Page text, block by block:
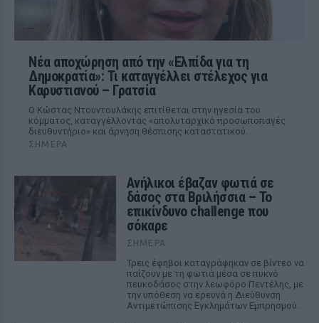
Νέα αποχώρηση από την «Ελπίδα για τη
Δημοκρατία»: Τι καταγγέλλει στέλεχος για
Καρυστιανού – Γρατσία
Ο Κώστας Ντουντουλάκης επιτίθεται στην ηγεσία του
κόμματος, καταγγέλλοντας «απολυταρχικό προσωποπαγές
διευθυντήριο» και άρνηση θέσπισης καταστατικού.
ΣΉΜΕΡΑ
Ανήλικοι έβαζαν φωτιά σε
δάσος στα Βριλήσσια – Το
επικίνδυνο challenge που
σόκαρε
ΣΉΜΕΡΑ
Τρεις έφηβοι καταγράφηκαν σε βίντεο να
παίζουν με τη φωτιά μέσα σε πυκνό
πευκοδάσος στην λεωφόρο Πεντέλης, με
την υπόθεση να ερευνά η Διεύθυνση
Αντιμετώπισης Εγκλημάτων Εμπρησμού.